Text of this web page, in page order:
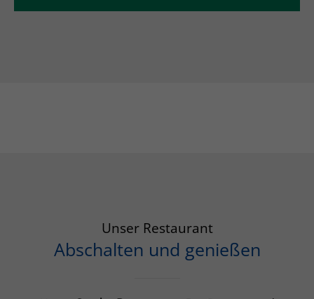
Unser Restaurant
Abschalten und genießen